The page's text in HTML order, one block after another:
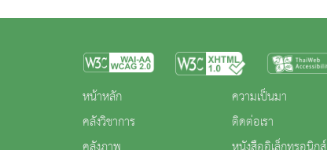
หน้าหลัก
คลังวิชาการ
ความเป็นมา
ติดต่อเรา